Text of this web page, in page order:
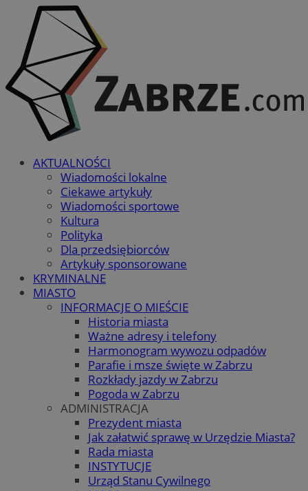
AKTUALNOŚCI
Wiadomości lokalne
Ciekawe artykuły
Wiadomości sportowe
Kultura
Polityka
Dla przedsiębiorców
Artykuły sponsorowane
KRYMINALNE
MIASTO
INFORMACJE O MIEŚCIE
Historia miasta
Ważne adresy i telefony
Harmonogram wywozu odpadów
Parafie i msze święte w Zabrzu
Rozkłady jazdy w Zabrzu
Pogoda w Zabrzu
ADMINISTRACJA
Prezydent miasta
Jak załatwić sprawę w Urzędzie Miasta?
Rada miasta
INSTYTUCJE
Urząd Stanu Cywilnego